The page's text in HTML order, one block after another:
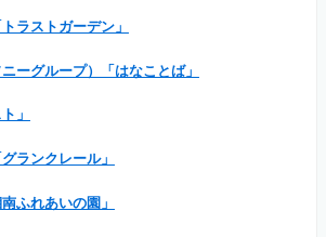
ラストガーデン」
ーグループ）「はなことば」
」
ランクレール」
ふれあいの園」